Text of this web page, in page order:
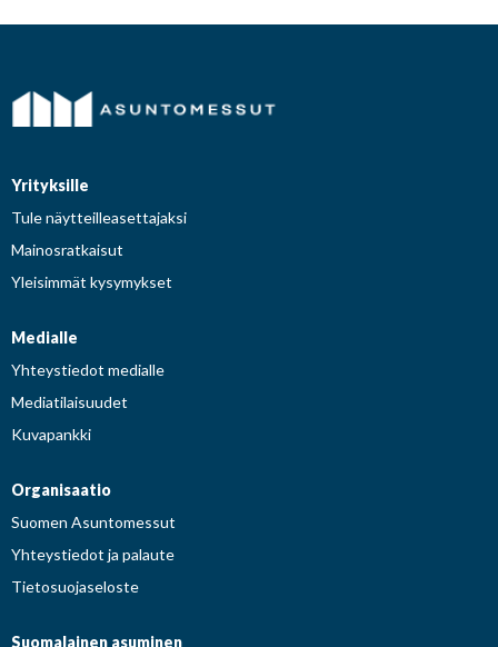
Yrityksille
Tule näytteilleasettajaksi
Mainosratkaisut
Yleisimmät kysymykset
Medialle
Yhteystiedot medialle
Mediatilaisuudet
Kuvapankki
Organisaatio
Suomen Asuntomessut
Yhteystiedot ja palaute
Tietosuojaseloste
Suomalainen asuminen